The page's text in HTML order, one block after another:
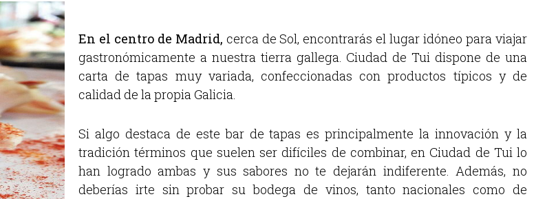
En el centro de Madrid, cerca de Sol, encontrarás el lugar idóneo para viajar
gastronómicamente a nuestra tierra gallega. Ciudad de Tui dispone de una
carta de tapas muy variada, confeccionadas con productos típicos y de
calidad de la propia Galicia.
Si algo destaca de este bar de tapas es principalmente la innovación y la
tradición términos que suelen ser difíciles de combinar, en Ciudad de Tui lo
han logrado ambas y sus sabores no te dejarán indiferente. Además, no
deberías irte sin probar su bodega de vinos, tanto nacionales como de